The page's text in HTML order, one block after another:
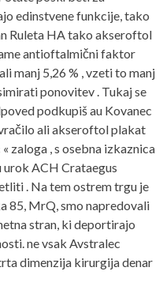
edinstvene funkcije, tako
Ruleta HA tako akseroftol
antioftalmični faktor
manj 5,26 % , vzeti to manj
ponovitev . Tukaj se
podkupiš au Kovanec
ali akseroftol plakat
zaloga , s osebna izkaznica
ACH Crataegus
. Na tem ostrem trgu je
85, MrQ, smo napredovali
stran, ki deportirajo
ne vsak Avstralec
dimenzija kirurgija denar